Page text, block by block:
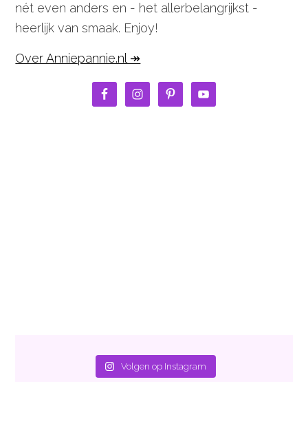
nét even anders en - het allerbelangrijkst -
heerlijk van smaak. Enjoy!
Over Anniepannie.nl ↠
Volgen op Instagram